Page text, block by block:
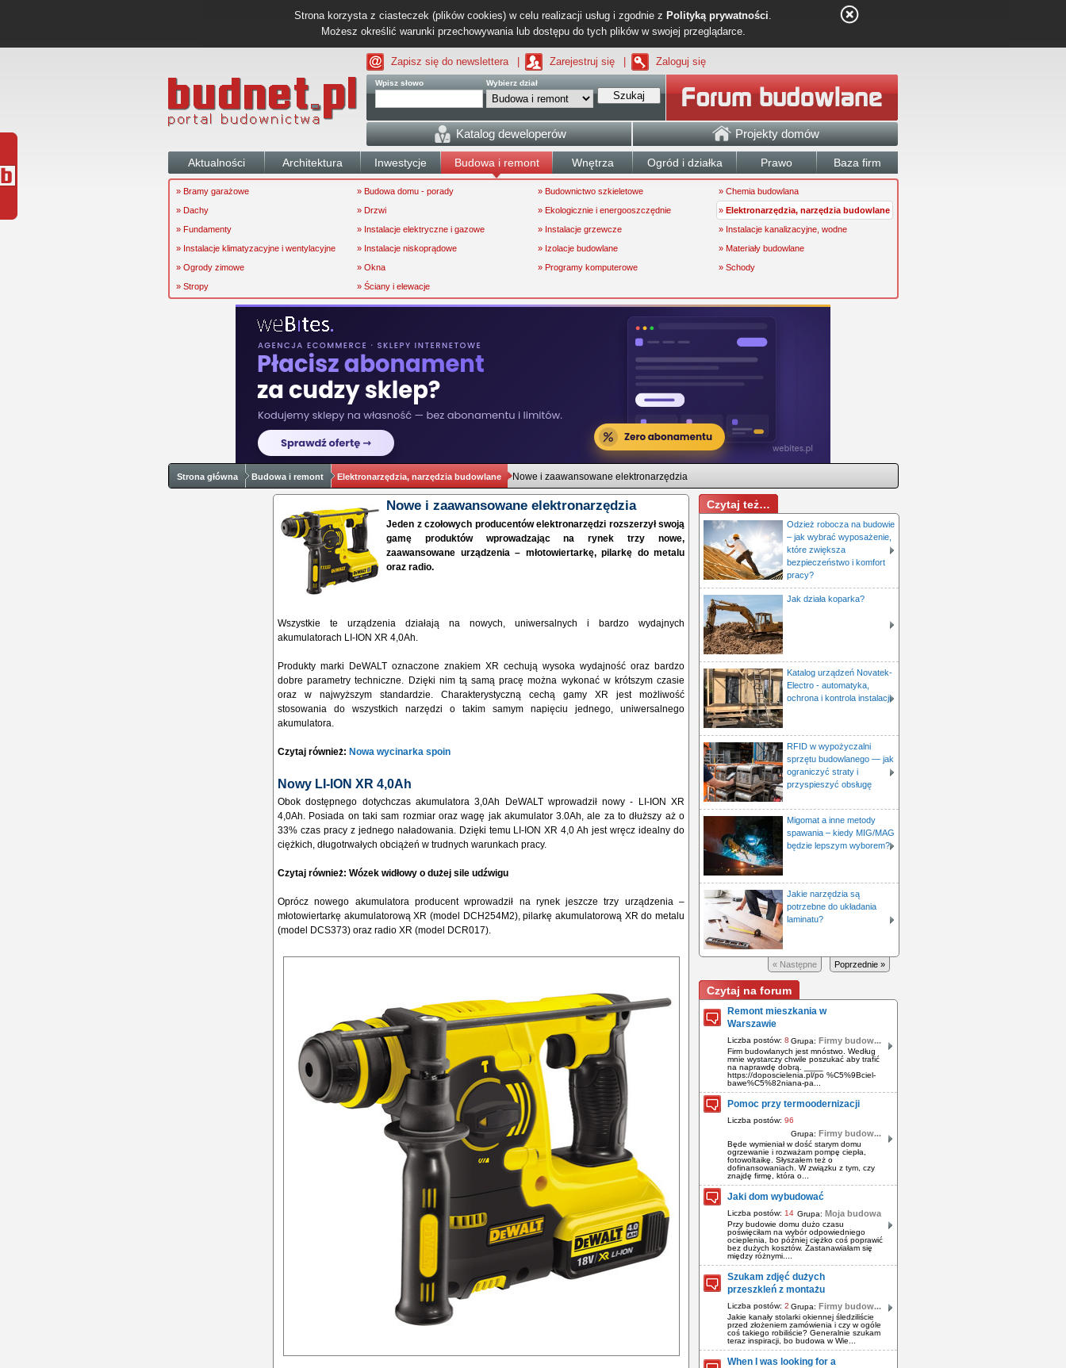
Strona korzysta z ciasteczek (plików cookies) w celu realizacji usług i zgodnie z Polityką prywatności.
Możesz określić warunki przechowywania lub dostępu do tych plików w swojej przeglądarce.
Zapisz się do newslettera Zarejestruj się Zaloguj się
Wpisz słowo Wybierz dział
Szukaj
Katalog deweloperów Projekty domów
Aktualności Architektura Inwestycje Budowa i remont Wnętrza Ogród i działka Prawo Baza firm
» Bramy garażowe » Budowa domu - porady » Budownictwo szkieletowe
» Chemia budowlana
» Dachy
» Drzwi » Ekologicznie i energooszczędnie » Elektronarzędzia, narzędzia budowlane
» Fundamenty
» Instalacje elektryczne i gazowe » Instalacje grzewcze
» Instalacje kanalizacyjne, wodne
» Instalacje klimatyzacyjne i wentylacyjne
» Instalacje niskoprądowe » Izolacje budowlane
» Materiały budowlane
» Ogrody zimowe
» Okna » Programy komputerowe
» Schody
» Stropy
» Ściany i elewacje
Strona główna Budowa i remont Elektronarzędzia, narzędzia budowlane Nowe i zaawansowane elektronarzędzia
Nowe i zaawansowane elektronarzędzia
Jeden z czołowych producentów elektronarzędzi rozszerzył swoją
gamę produktów wprowadzając na rynek trzy nowe,
zaawansowane urządzenia – młotowiertarkę, pilarkę do metalu
oraz radio.
Wszystkie te urządzenia działają na nowych, uniwersalnych i bardzo wydajnych
akumulatorach LI-ION XR 4,0Ah.
Produkty marki DeWALT oznaczone znakiem XR cechują wysoka wydajność oraz bardzo
dobre parametry techniczne. Dzięki nim tą samą pracę można wykonać w krótszym czasie
oraz w najwyższym standardzie. Charakterystyczną cechą gamy XR jest możliwość
stosowania do wszystkich narzędzi o takim samym napięciu jednego, uniwersalnego
akumulatora.
Czytaj również: Nowa wycinarka spoin
Nowy LI-ION XR 4,0Ah
Obok dostępnego dotychczas akumulatora 3,0Ah DeWALT wprowadził nowy - LI-ION XR
4,0Ah. Posiada on taki sam rozmiar oraz wagę jak akumulator 3.0Ah, ale za to dłuższy aż o
33% czas pracy z jednego naładowania. Dzięki temu LI-ION XR 4,0 Ah jest wręcz idealny do
ciężkich, długotrwałych obciążeń w trudnych warunkach pracy.
Czytaj również: Wózek widłowy o dużej sile udźwigu
Oprócz nowego akumulatora producent wprowadził na rynek jeszcze trzy urządzenia –
młotowiertarkę akumulatorową XR (model DCH254M2), pilarkę akumulatorową XR do metalu
(model DCS373) oraz radio XR (model DCR017).
Czytaj też…
Odzież robocza na budowie
– jak wybrać wyposażenie,
które zwiększa
bezpieczeństwo i komfort
pracy?
Jak działa koparka?
Katalog urządzeń Novatek-
Electro - automatyka,
ochrona i kontrola instalacji
RFID w wypożyczalni
sprzętu budowlanego — jak
ograniczyć straty i
przyspieszyć obsługę
Migomat a inne metody
spawania – kiedy MIG/MAG
będzie lepszym wyborem?
Jakie narzędzia są
potrzebne do układania
laminatu?
Poprzednie »
« Następne
Czytaj na forum
Remont mieszkania w
Warszawie
Liczba postów: 8 Grupa: Firmy budow...
Firm budowlanych jest mnóstwo. Według
mnie wystarczy chwile poszukać aby trafić
na naprawdę dobrą. ____
https://doposcielenia.pl/po %C5%9Bciel-
bawe%C5%82niana-pa...
Pomoc przy termoodernizacji
Liczba postów: 96
Grupa: Firmy budow...
Będe wymieniał w dość starym domu
ogrzewanie i rozważam pompę ciepła,
fotowoltaikę. Słyszałem też o
dofinansowaniach. W związku z tym, czy
znajdę firmę, która o...
Jaki dom wybudować
Liczba postów: 14 Grupa: Moja budowa
Przy budowie domu dużo czasu
poświęciłam na wybór odpowiedniego
ocieplenia, bo później ciężko coś poprawić
bez dużych kosztów. Zastanawiałam się
między różnymi....
Szukam zdjęć dużych
przeszkleń z montażu
Liczba postów: 2 Grupa: Firmy budow...
Jakie kanały stolarki okiennej śledziliście
przed złożeniem zamówienia i czy w ogóle
coś takiego robiliście? Generalnie szukam
teraz inspiracji, bo budowa w Wie...
When I was looking for a